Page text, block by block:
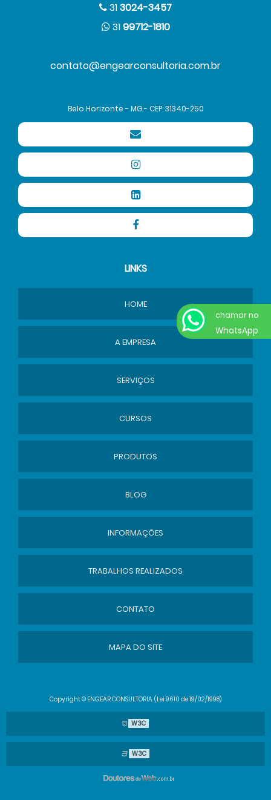
313024-3457
3199712-1810
contato@engearconsultoria.com.br
Belo Horizonte - MG - CEP: 31340-250
LINKS
HOME
A EMPRESA
SERVIÇOS
CURSOS
PRODUTOS
BLOG
INFORMAÇÕES
TRABALHOS REALIZADOS
CONTATO
MAPA DO SITE
Copyright © ENGEAR CONSULTORIA. (Lei 9610 de 19/02/1998)
W3C
W3C
chamar no
WhatsApp